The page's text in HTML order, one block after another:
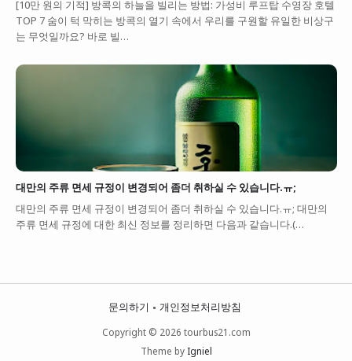
[10만 원의 기적] 방콕의 하늘을 빌리는 방법: 가성비 루프탑 수영장 호텔
TOP 7 숨이 턱 막히는 방콕의 열기 속에서 우리를 구원할 유일한 비상구
는 무엇일까요? 바로 빌…
대만의 주류 면세 규정이 변경되어 좀더 취하실 수 있습니다.ㅠ;
대만의 주류 면세 규정이 변경되어 좀더 취하실 수 있습니다.ㅠ; 대만의
주류 면세 규정에 대한 최신 정보를 정리하면 다음과 같습니다.(…
문의하기 개인정보처리방침
Copyright © 2026 tourbus21.com
Theme by Igniel